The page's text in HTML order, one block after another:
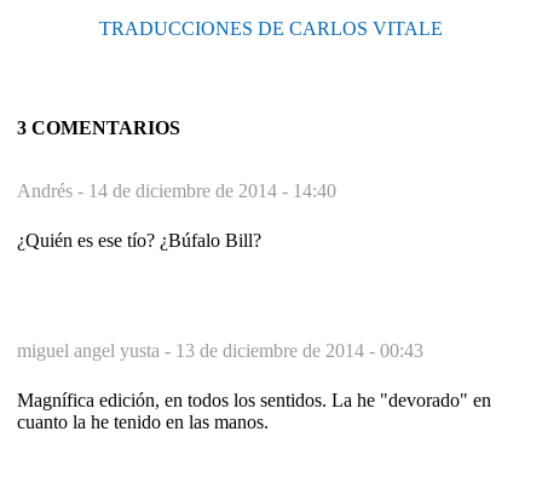
TRADUCCIONES DE CARLOS VITALE
3 COMENTARIOS
Andrés - 14 de diciembre de 2014 - 14:40
¿Quién es ese tío? ¿Búfalo Bill?
miguel angel yusta - 13 de diciembre de 2014 - 00:43
Magnífica edición, en todos los sentidos. La he "devorado" en
cuanto la he tenido en las manos.